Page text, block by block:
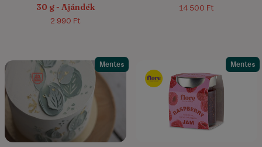
30 g - Ajándék
2 990 Ft
14 500 Ft
Mentes Mentes